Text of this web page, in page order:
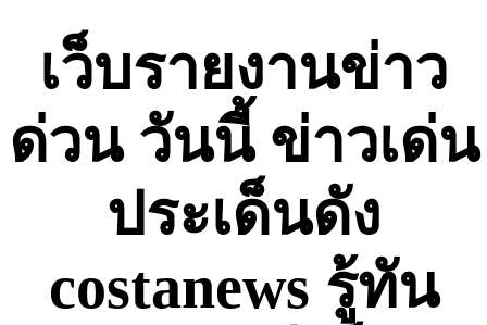
เว็บรายงานข่าว
ด่วน วันนี้ ข่าวเด่น
ประเด็นดัง
costanews รู้ทัน